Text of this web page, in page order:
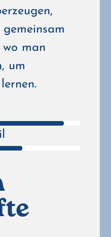
wo man
um